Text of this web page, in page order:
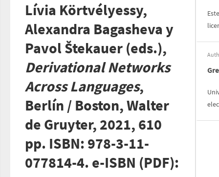
Lívia Körtvélyessy,
Alexandra Bagasheva y
Pavol Štekauer (eds.),
Derivational Networks
Across Languages,
Berlín / Boston, Walter
de Gruyter, 2021, 610
pp. ISBN: 978-3-11-
077814-4. e-ISBN (PDF):